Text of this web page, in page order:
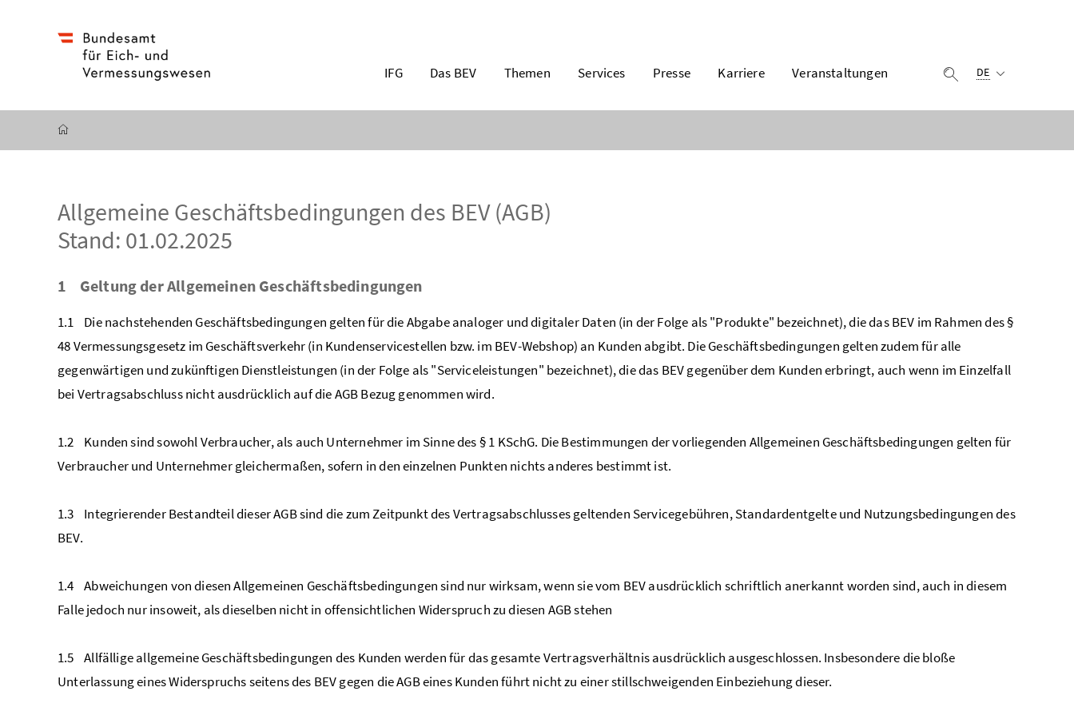
IFG Das BEV Themen Services Presse Karriere Veranstaltungen Suche einblenden
DE
Startseite
Allgemeine Geschäftsbedingungen des BEV (AGB)
Stand: 01.02.2025
1 Geltung der Allgemeinen Geschäftsbedingungen
1.1 Die nachstehenden Geschäftsbedingungen gelten für die Abgabe analoger und digitaler Daten (in der Folge als "Produkte" bezeichnet), die das BEV im Rahmen des §
48 Vermessungsgesetz im Geschäftsverkehr (in Kundenservicestellen bzw. im BEV-Webshop) an Kunden abgibt. Die Geschäftsbedingungen gelten zudem für alle
gegenwärtigen und zukünftigen Dienstleistungen (in der Folge als "Serviceleistungen" bezeichnet), die das BEV gegenüber dem Kunden erbringt, auch wenn im Einzelfall
bei Vertragsabschluss nicht ausdrücklich auf die AGB Bezug genommen wird.
1.2 Kunden sind sowohl Verbraucher, als auch Unternehmer im Sinne des § 1 KSchG. Die Bestimmungen der vorliegenden Allgemeinen Geschäftsbedingungen gelten für
Verbraucher und Unternehmer gleichermaßen, sofern in den einzelnen Punkten nichts anderes bestimmt ist.
1.3 Integrierender Bestandteil dieser AGB sind die zum Zeitpunkt des Vertragsabschlusses geltenden Servicegebühren, Standardentgelte und Nutzungsbedingungen des
BEV.
1.4 Abweichungen von diesen Allgemeinen Geschäftsbedingungen sind nur wirksam, wenn sie vom BEV ausdrücklich schriftlich anerkannt worden sind, auch in diesem
Falle jedoch nur insoweit, als dieselben nicht in offensichtlichen Widerspruch zu diesen AGB stehen
1.5 Allfällige allgemeine Geschäftsbedingungen des Kunden werden für das gesamte Vertragsverhältnis ausdrücklich ausgeschlossen. Insbesondere die bloße
Unterlassung eines Widerspruchs seitens des BEV gegen die AGB eines Kunden führt nicht zu einer stillschweigenden Einbeziehung dieser.